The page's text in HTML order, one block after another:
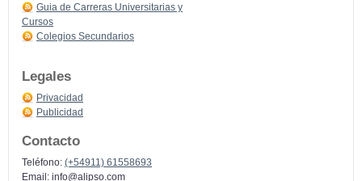
Guia de Carreras Universitarias y
Cursos
Colegios Secundarios
Legales
Privacidad
Publicidad
Contacto
Teléfono: (+54911) 61558693
Email: info@alipso.com